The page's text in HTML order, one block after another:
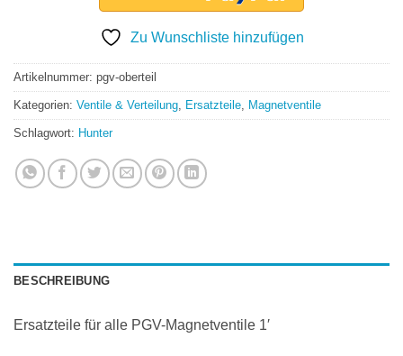
Zu Wunschliste hinzufügen
Artikelnummer: pgv-oberteil
Kategorien: Ventile & Verteilung, Ersatzteile, Magnetventile
Schlagwort: Hunter
BESCHREIBUNG
Ersatzteile für alle PGV-Magnetventile 1′